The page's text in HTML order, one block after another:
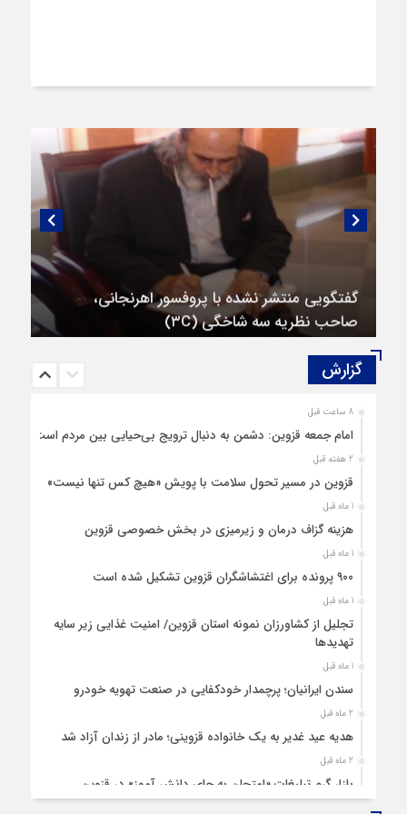
گفتگویی منتشر نشده با پروفسور اهرنجانی،
صاحب نظریه سه‌ شاخگی (۳C)
گزارش‌
8 ساعت قبل
امام جمعه قزوین: دشمن به دنبال ترویج بی‌حیایی بین مردم است
2 هفته قبل
قزوین در مسیر تحول سلامت با پویش «هیچ‌ کس تنها نیست»
1 ماه قبل
هزینه‌ گزاف درمان و زیرمیزی در بخش خصوصی قزوین
1 ماه قبل
۹۰۰ پرونده برای اغتشاشگران قزوین تشکیل شده است
1 ماه قبل
تجلیل از کشاورزان نمونه استان قزوین/ امنیت غذایی زیر سایه
تهدیدها
1 ماه قبل
سندن ایرانیان؛ پرچمدار خودکفایی در صنعت تهویه خودرو
2 ماه قبل
هدیه عید غدیر به یک خانواده قزوینی؛ مادر از زندان آزاد شد
2 ماه قبل
بازار گرم تبلیغات «امتحان به جای دانش‌ آموز» در قزوین